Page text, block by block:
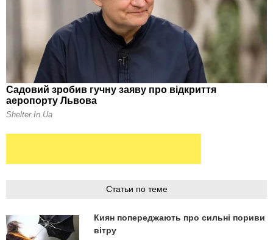
Статьи по теме
Киян попереджають про сильні пориви
вітру